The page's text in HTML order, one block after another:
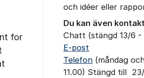
for
och idéer eller
Du kan även
Chatt (stängd 13/6 -
E-post
Telefon (måndag
11.00) Stängd till